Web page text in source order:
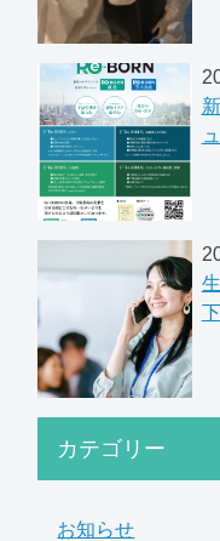
カテゴリー
お知らせ